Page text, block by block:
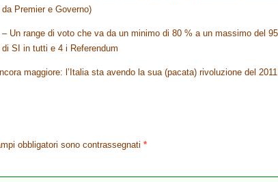
da Premier e Governo)
– Un range di voto che va da un minimo di 80 % a un massimo del
di SI in tutti e 4 i Referendum
maggiore: l’Italia sta avendo la sua (pacata) rivoluzione del
obbligatori sono contrassegnati *